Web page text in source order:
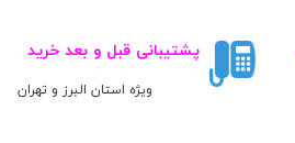
پشتیبانی قبل و بعد خرید
ویژه استان البرز و تهران